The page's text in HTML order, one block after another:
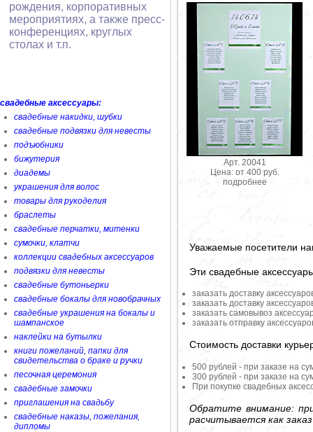
рождения, корпоративных
мероприятиях, а также пресс-
конференциях, круглых
столах и т.п.
свадебные аксессуары:
свадебные накидки, шубки
свадебные подвязки для невесты
подъюбники
бижутерия
диадемы
украшения для волос
товары для рукоделия
браслеты
свадебные перчатки, митенки
сумочки, клатчи
коллекции свадебных аксессуаров
подвязки для невесты
свадебные бутоньерки
свадебные бокалы для новобрачных
свадебные украшения на бокалы и
шампанское
наклейки на бутылки
книги пожеланий, папки для
свидетельства о браке и ручки
песочная церемония
свадебные замочки
приглашения на свадьбу
свадебные наказы, пожелания,
дипломы
Арт. 20041
Цена: от 400 руб.
подробнее
Уважаемые посетители
Эти свадебные
заказать доставку
заказать доставку
заказать самовывоз
заказать отправку
Стоимость доставки
500 рублей - при заказе на
300 рублей - при заказе на
При покупке свадебных
Обратите внимание:
расчитывается как